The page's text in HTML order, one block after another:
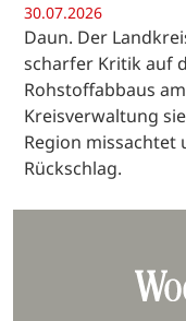
30.07.2026
Daun. Der
scharfer Kritik auf
Rohstoffabbaus
Kreisverwaltung
Region missachtet
Rückschlag.